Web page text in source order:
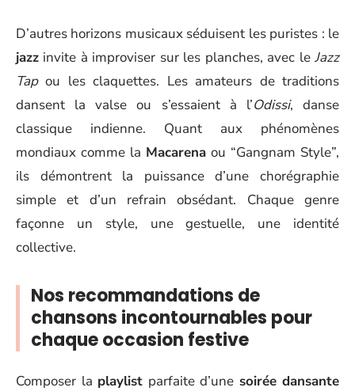
D’autres horizons musicaux séduisent les puristes : le
jazz invite à improviser sur les planches, avec le Jazz
Tapou les claquettes. Les amateurs de traditions
dansent la valse ou s’essaient à l’Odissi, danse
classique indienne. Quant aux phénomènes
mondiaux comme la Macarena ou “Gangnam Style”,
ils démontrent la puissance d’une chorégraphie
simple et d’un refrain obsédant. Chaque genre
façonne un style, une gestuelle, une identité
collective.
Nos recommandations de
chansons incontournables pour
chaque occasion festive
Composer la playlist parfaite d’une soirée dansante